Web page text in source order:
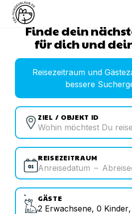
Finde dein
für dich und
Reisezeitraum und
bessere
ZIEL / OBJEKT ID
REISEZEITRAUM
Anreisedatum –
GÄSTE
2 Erwachsene, 0 Kinder,